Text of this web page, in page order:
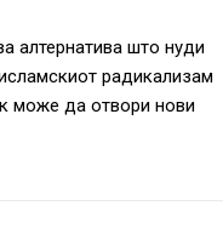
алтернатива што нуди
радикализам
може да отвори нови